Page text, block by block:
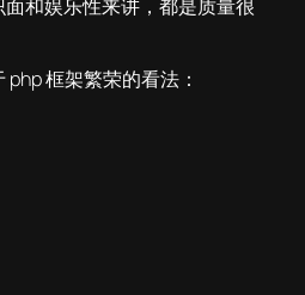
和娱乐性来讲，都是质量很
框架繁荣的看法：